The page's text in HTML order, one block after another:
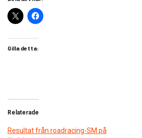
Gilla detta:
Relaterade
Resultat från roadracing-SM på